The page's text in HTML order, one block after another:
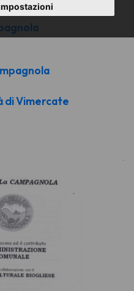
di Vimercate